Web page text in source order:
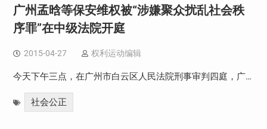
广州孟晗等保安维权被“涉嫌聚众扰乱社会秩
序罪”在中级法院开庭
2015-04-27 权利运动编辑
今天下午三点，在广州市白云区人民法院刑事审判四庭，广…
社会公正